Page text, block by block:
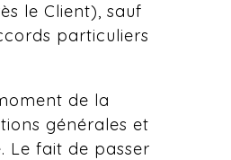
le Client), sauf
particuliers
de la
générales et
Le fait de passer